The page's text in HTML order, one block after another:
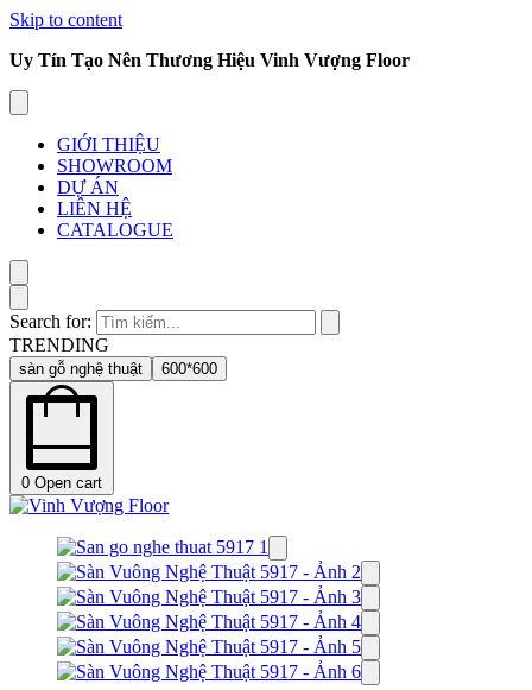
Skip to content
Uy Tín Tạo Nên Thương Hiệu Vinh Vượng Floor
GIỚI THIỆU
SHOWROOM
DỰ ÁN
LIÊN HỆ
CATALOGUE
Search for:
TRENDING
sàn gỗ nghệ thuật 600*600
0 Open cart